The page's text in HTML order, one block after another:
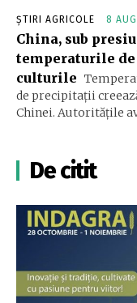
ȘTIRI AGRICOLE 8
China, sub
temperaturile de
culturile
de precipitații
Chinei. Autoritățile
De citit